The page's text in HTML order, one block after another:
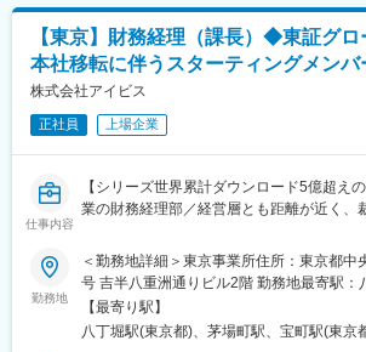
■同社の特徴
住友商事とKDDIの共同出資により設立され
顧客基盤を持つ業界大手企業です。通信・
ス・保険・IoTなど多角的に事業を展開。売
ループ従業員約15,000名を擁し、2027年に
変更の範囲：会社の定める業務
事業内容：戦略コンサルティング、ファイ
リーサービス、業務改善
■就業環境：
当社は管理部門全体では月平均残業16時間
124日と長期就業しやすい環境です。
■当社の魅力：
・当社はプライム上場、インターネット回
険、OA機器、携帯電話等法人向け、個人向
による新しい商品やサービスを創り、それ
アンスを組んで売ること」に注力しており
ビスの条件は、「在庫を持たないこと」「
こと」「ストックビジネス（お客様に売っ
給(月額)は固定手当を含めた表記です。
【東京】財務経理（課長）◆東証グ
本社移転に伴うスターティングメンバ
株式会社アイビス
正社員 上場企業
仕事内容
【シリーズ世界累計ダウンロード5億超え
業の財務経理部／経営層とも距離が近く、
■業務概要：
自社アプリ『ibisPaint』の他、受託開発も
務経理業務のほか、課長として部下のマネ
す。
勤務地
＜勤務地詳細＞東京事業所住所：東京都中
号 吉半八重洲通りビル2階 勤務地最寄駅：
策：屋内全面禁煙変更の範囲：会社の定め
【最寄り駅】
八丁堀駅(東京都)、茅場町駅、宝町駅(東京